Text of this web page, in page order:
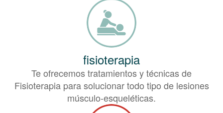
fisioterapia
Te ofrecemos tratamientos y técnicas de
Fisioterapia para solucionar todo tipo de lesiones
músculo-esqueléticas.